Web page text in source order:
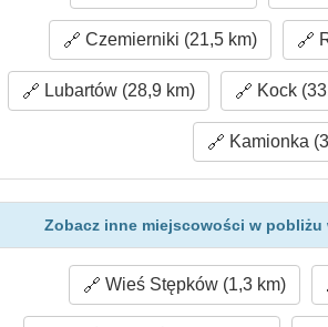
Czemierniki (21,5 km)
Lubartów (28,9 km) Kock
Kamionka
Zobacz inne miejscowości w pobliżu
Wieś Stępków (1,3 km)